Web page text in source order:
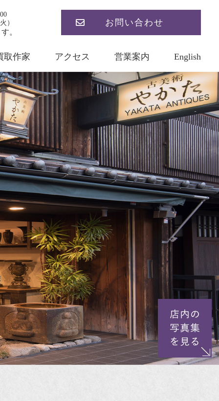
）
。
お問い合わせ
取作家 アクセス 営業案内 English